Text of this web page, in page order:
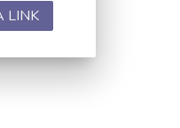
LINK